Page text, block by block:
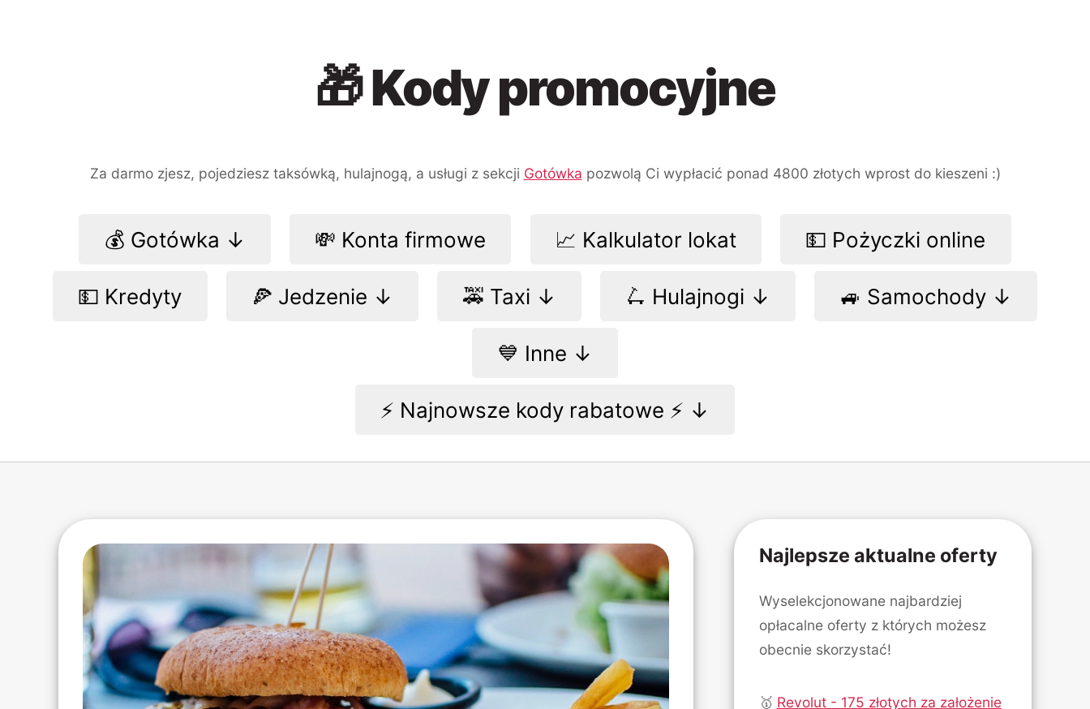
Przejdź
do
Przejdź
do
Przejdź
do
🎁 Kody promocyjne
Za darmo zjesz, pojedziesz taksówką, hulajnogą, a usługi z sekcji Gotówka pozwolą Ci wypłacić ponad 4800 złotych wprost do kieszeni :)
💰 Gotówka ↓ 💸 Konta firmowe 📈 Kalkulator lokat 💵 Pożyczki online
💵 Kredyty 🍕 Jedzenie ↓ 🚕 Taxi ↓ 🛴 Hulajnogi ↓ 🚙 Samochody ↓
💙 Inne ↓
⚡️ Najnowsze kody rabatowe ⚡️ ↓
Najlepsze aktualne oferty
Wyselekcjonowane najbardziej
opłacalne oferty z których możesz
obecnie skorzystać!
🥇 Revolut - 175 złotych za założenie